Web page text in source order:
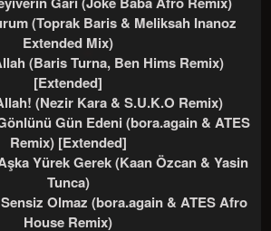
(Toprak Baris & Meliksah Inanoz
Extended Mix)
(Baris Turna, Ben Hims Remix)
[Extended]
(Nezir Kara & S.U.K.O Remix)
Gün Edeni (bora.again & ATES
Remix) [Extended]
Yürek Gerek (Kaan Özcan & Yasin
Tunca)
Olmaz (bora.again & ATES Afro
House Remix)